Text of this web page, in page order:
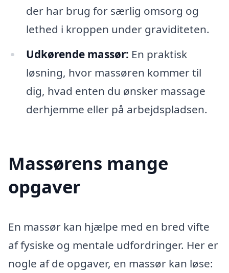
der har brug for særlig omsorg og
lethed i kroppen under graviditeten.
Udkørende massør: En praktisk
løsning, hvor massøren kommer til
dig, hvad enten du ønsker massage
derhjemme eller på arbejdspladsen.
Massørens mange
opgaver
En massør kan hjælpe med en bred vifte
af fysiske og mentale udfordringer. Her er
nogle af de opgaver, en massør kan løse: